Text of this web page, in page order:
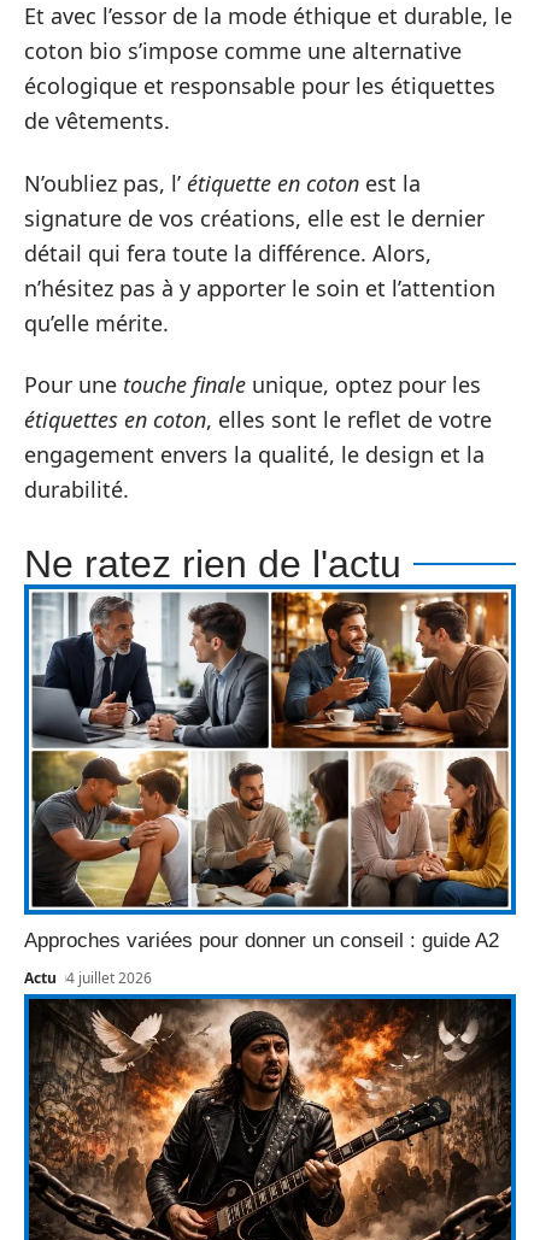
Et avec l’essor de la mode éthique et durable, le
coton bio s’impose comme une alternative
écologique et responsable pour les étiquettes
de vêtements.
N’oubliez pas, l’ étiquette en coton est la
signature de vos créations, elle est le dernier
détail qui fera toute la différence. Alors,
n’hésitez pas à y apporter le soin et l’attention
qu’elle mérite.
Pour une touche finale unique, optez pour les
étiquettes en coton, elles sont le reflet de votre
engagement envers la qualité, le design et la
durabilité.
Ne ratez rien de l'actu
Approches variées pour donner un conseil : guide A2
Actu 4 juillet 2026